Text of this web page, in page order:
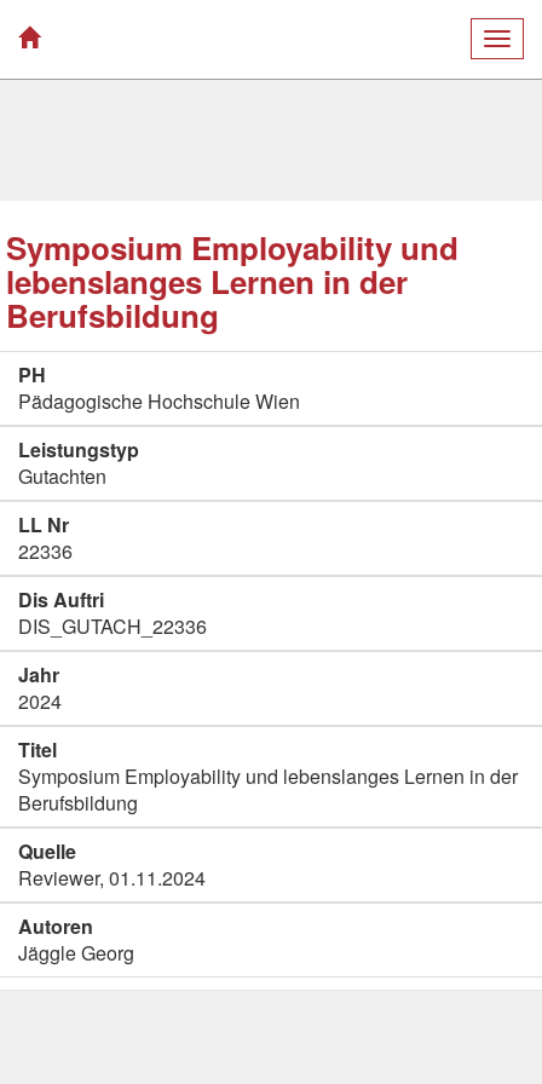
Symposium Employability und
lebenslanges Lernen in der
Berufsbildung
PH
Pädagogische Hochschule Wien
Leistungstyp
Gutachten
LL Nr
22336
Dis Auftri
DIS_GUTACH_22336
Jahr
2024
Titel
Symposium Employability und lebenslanges Lernen in der
Berufsbildung
Quelle
Reviewer, 01.11.2024
Autoren
Jäggle Georg